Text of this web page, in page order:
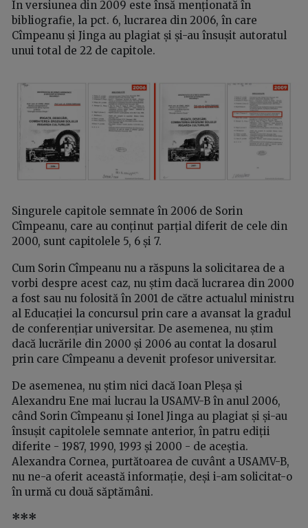
În versiunea din 2009 este însă menționată în
bibliografie, la pct. 6, lucrarea din 2006, în care
Cîmpeanu și Jinga au plagiat și și-au însușit autoratul
unui total de 22 de capitole.
Singurele capitole semnate în 2006 de Sorin
Cîmpeanu, care au conținut parțial diferit de cele din
2000, sunt capitolele 5, 6 și 7.
Cum Sorin Cîmpeanu nu a răspuns la solicitarea de a
vorbi despre acest caz, nu știm dacă lucrarea din 2000
a fost sau nu folosită în 2001 de către actualul ministru
al Educației la concursul prin care a avansat la gradul
de conferențiar universitar. De asemenea, nu știm
dacă lucrările din 2000 și 2006 au contat la dosarul
prin care Cîmpeanu a devenit profesor universitar.
De asemenea, nu știm nici dacă Ioan Pleșa și
Alexandru Ene mai lucrau la USAMV-B în anul 2006,
când Sorin Cîmpeanu și Ionel Jinga au plagiat și și-au
însușit capitolele semnate anterior, în patru ediții
diferite - 1987, 1990, 1993 și 2000 - de aceștia.
Alexandra Cornea, purtătoarea de cuvânt a USAMV-B,
nu ne-a oferit această informație, deși i-am solicitat-o
în urmă cu două săptămâni.
***